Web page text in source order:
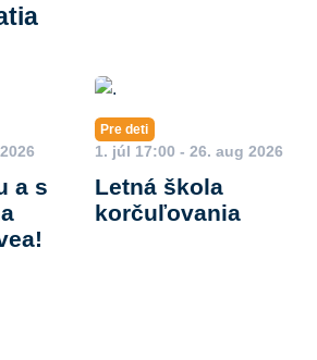
a s
Pre deti
1. júl 17:00 - 26. aug 2026
Letná škola
korčuľovania